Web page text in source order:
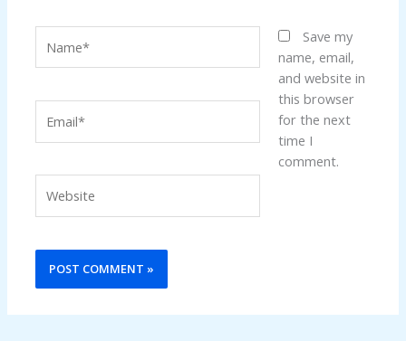
Save my
name, email,
and website in
this browser
for the next
time I
comment.